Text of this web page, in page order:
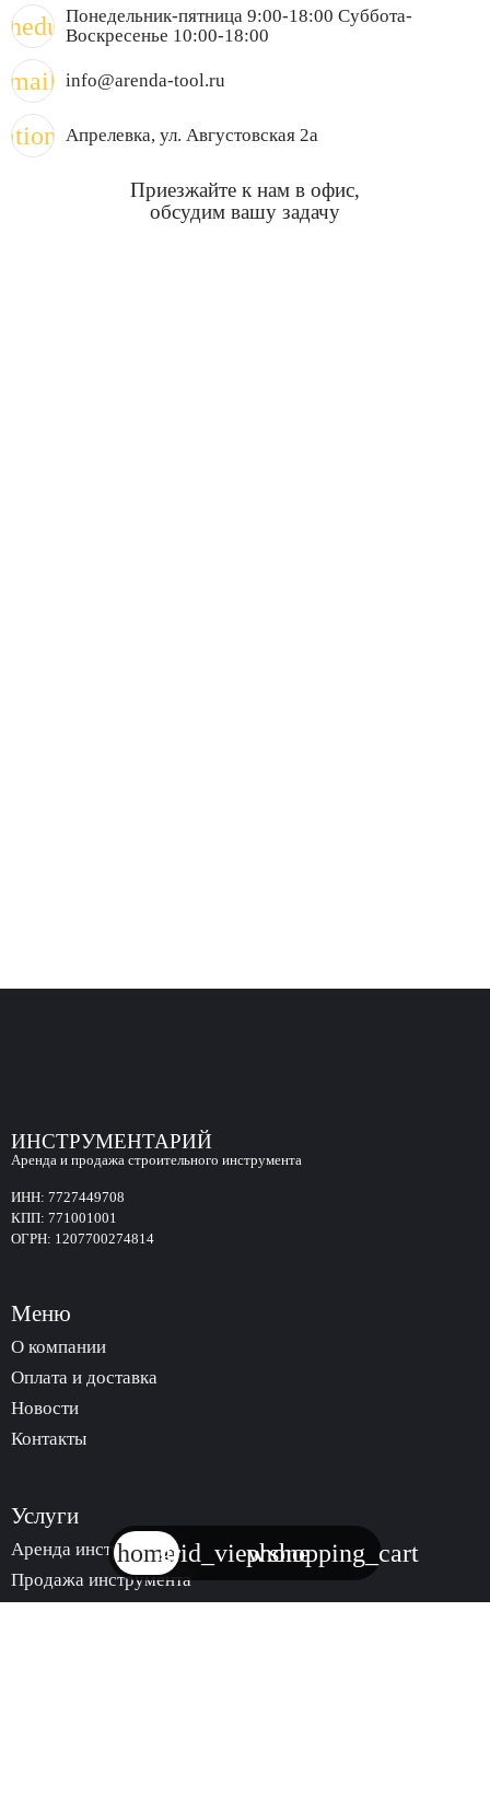
Понедельник-пятница 9:00-18:00 Суббота-
Воскресенье 10:00-18:00
mail info@arenda-tool.ru
Апрелевка, ул. Августовская 2а
Приезжайте к нам в офис,
обсудим вашу задачу
ИНСТРУМЕНТАРИЙ
Аренда и продажа строительного инструмента
ИНН: 7727449708
КПП: 771001001
ОГРН: 1207700274814
Меню
О компании
Оплата и доставка
Новости
Контакты
Услуги
Аренда инструмента
Продажа инструмента
homegrid_viewphone
shopping_cart